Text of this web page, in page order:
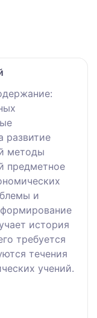
развитие
методы
предметное
и
история
требуется
течения
учений.